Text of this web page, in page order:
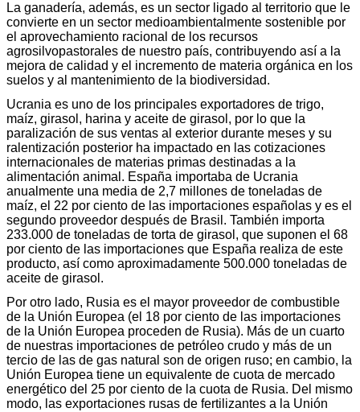
La ganadería, además, es un sector ligado al territorio que le
convierte en un sector medioambientalmente sostenible por
el aprovechamiento racional de los recursos
agrosilvopastorales de nuestro país, contribuyendo así a la
mejora de calidad y el incremento de materia orgánica en los
suelos y al mantenimiento de la biodiversidad.
Ucrania es uno de los principales exportadores de trigo,
maíz, girasol, harina y aceite de girasol, por lo que la
paralización de sus ventas al exterior durante meses y su
ralentización posterior ha impactado en las cotizaciones
internacionales de materias primas destinadas a la
alimentación animal. España importaba de Ucrania
anualmente una media de 2,7 millones de toneladas de
maíz, el 22 por ciento de las importaciones españolas y es el
segundo proveedor después de Brasil. También importa
233.000 de toneladas de torta de girasol, que suponen el 68
por ciento de las importaciones que España realiza de este
producto, así como aproximadamente 500.000 toneladas de
aceite de girasol.
Por otro lado, Rusia es el mayor proveedor de combustible
de la Unión Europea (el 18 por ciento de las importaciones
de la Unión Europea proceden de Rusia). Más de un cuarto
de nuestras importaciones de petróleo crudo y más de un
tercio de las de gas natural son de origen ruso; en cambio, la
Unión Europea tiene un equivalente de cuota de mercado
energético del 25 por ciento de la cuota de Rusia. Del mismo
modo, las exportaciones rusas de fertilizantes a la Unión